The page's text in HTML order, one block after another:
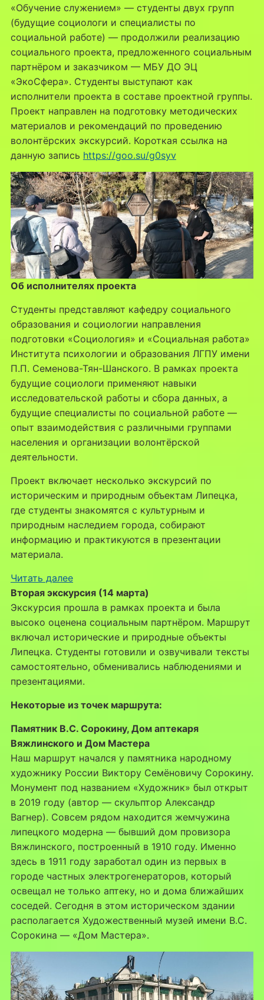
«Обучение служением» — студенты двух групп
(будущие социологи и специалисты по
социальной работе) — продолжили реализацию
социального проекта, предложенного социальным
партнёром и заказчиком — МБУ ДО ЭЦ
«ЭкоСфера». Студенты выступают как
исполнители проекта в составе проектной группы.
Проект направлен на подготовку методических
материалов и рекомендаций по проведению
волонтёрских экскурсий. Короткая ссылка на
данную запись https://goo.su/g0syv
Об исполнителях проекта
Студенты представляют кафедру социального
образования и социологии направления
подготовки «Социология» и «Социальная работа»
Института психологии и образования ЛГПУ имени
П.П. Семенова-Тян-Шанского. В рамках проекта
будущие социологи применяют навыки
исследовательской работы и сбора данных, а
будущие специалисты по социальной работе —
опыт взаимодействия с различными группами
населения и организации волонтёрской
деятельности.
Проект включает несколько экскурсий по
историческим и природным объектам Липецка,
где студенты знакомятся с культурным и
природным наследием города, собирают
информацию и практикуются в презентации
материала.
Читать далее:
Социальный
проект
ЭЦ
«ЭкоСфера»
(Задача
ID
699)
«Обучение
служением»
Вторая экскурсия (14 марта)
Экскурсия прошла в рамках проекта и была
высоко оценена социальным партнёром. Маршрут
включал исторические и природные объекты
Липецка. Студенты готовили и озвучивали тексты
самостоятельно, обменивались наблюдениями и
презентациями.
Некоторые из точек маршрута:
Памятник В.С. Сорокину, Дом аптекаря
Вяжлинского и Дом Мастера
Наш маршрут начался у памятника народному
художнику России Виктору Семёновичу Сорокину.
Монумент под названием «Художник» был открыт
в 2019 году (автор — скульптор Александр
Вагнер). Совсем рядом находится жемчужина
липецкого модерна — бывший дом провизора
Вяжлинского, построенный в 1910 году. Именно
здесь в 1911 году заработал один из первых в
городе частных электрогенераторов, который
освещал не только аптеку, но и дома ближайших
соседей. Сегодня в этом историческом здании
располагается Художественный музей имени В.С.
Сорокина — «Дом Мастера».